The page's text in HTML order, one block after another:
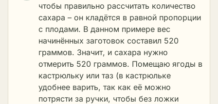
чтобы правильно рассчитать количество
сахара – он кладётся в равной пропорции
с плодами. В данном примере вес
начинённых заготовок составил 520
граммов. Значит, и сахара нужно
отмерить 520 граммов. Помещаю ягоды в
кастрюльку или таз (в кастрюльке
удобнее варить, так как её можно
потрясти за ручки, чтобы без ложки